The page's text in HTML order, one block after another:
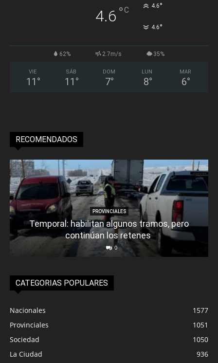
4.6 °C 4.6°
4.6°
62% 2.7m/s 35%
VIE
11 °
SÁB
11 °
DOM
7°
LUN
8°
MAR
6°
RECOMENDADOS
PROVINCIALES
Temporal: habilitan algunos tramos, pero
continúan los retenes
0
CATEGORIAS POPULARES
Nacionales
1577
Provinciales
1051
Sociedad
1050
La Ciudad
936